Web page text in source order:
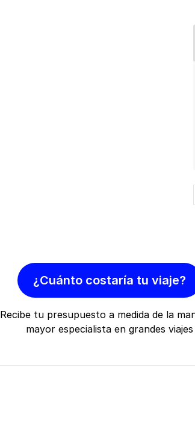
¿Cuánto costaría tu viaje?
Recibe tu presupuesto a medida de la
mayor especialista en grandes viajes